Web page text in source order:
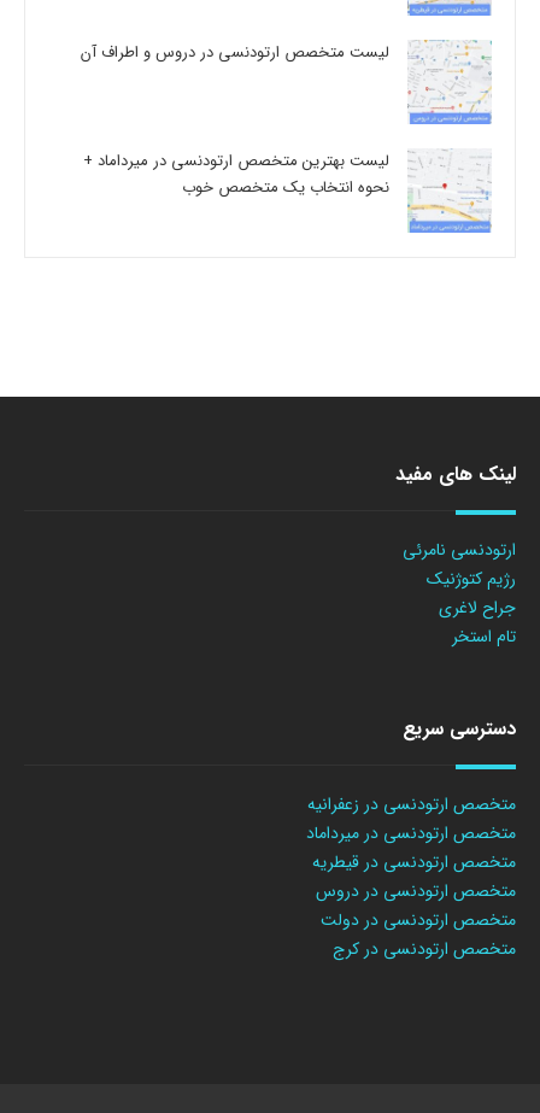
لیست متخصص ارتودنسی در دروس و اطراف آن
لیست بهترین متخصص ارتودنسی در میرداماد +
نحوه انتخاب یک متخصص خوب
لینک های مفید
ارتودنسی نامرئی
رژیم کتوژنیک
جراح لاغری
تام استخر
دسترسی سریع
متخصص ارتودنسی در زعفرانیه
متخصص ارتودنسی در میرداماد
متخصص ارتودنسی در قیطریه
متخصص ارتودنسی در دروس
متخصص ارتودنسی در دولت
متخصص ارتودنسی در کرج